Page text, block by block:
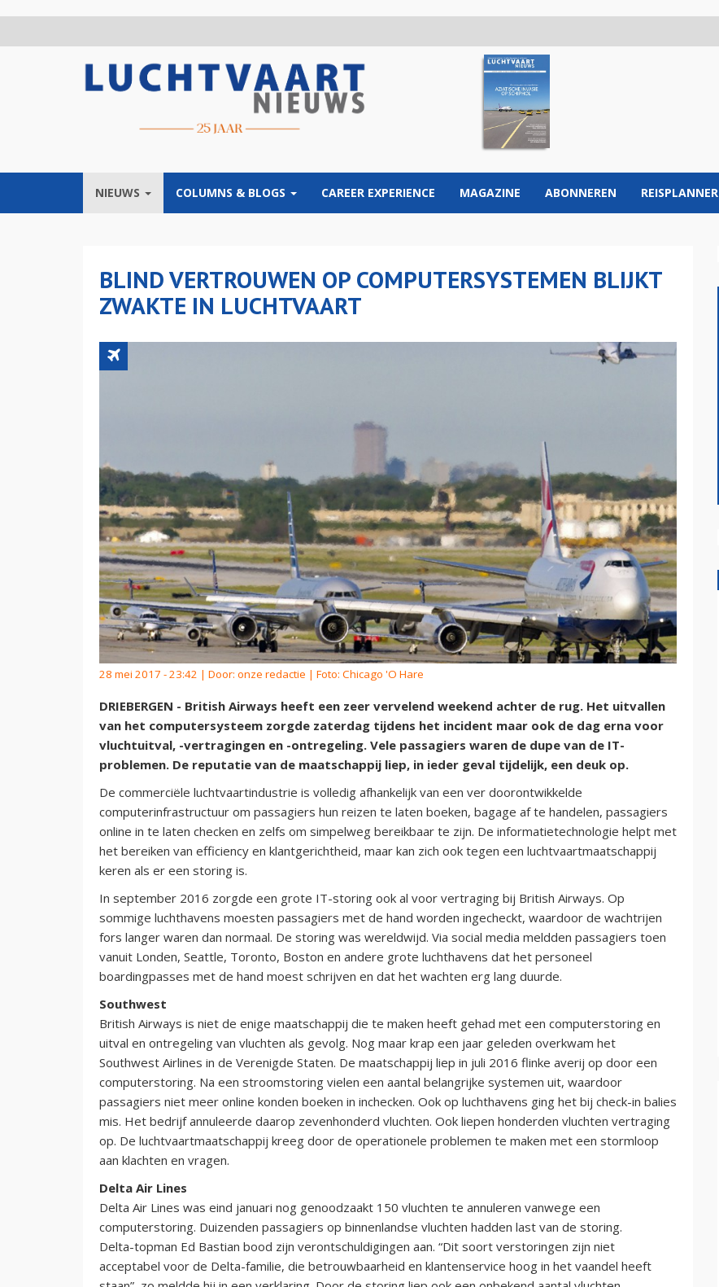
NIEUWS COLUMNS & BLOGS CAREER EXPERIENCE MAGAZINE ABONNEREN REISPLANNER
BLIND VERTROUWEN OP COMPUTERSYSTEMEN BLIJKT
ZWAKTE IN LUCHTVAART
28 mei 2017 - 23:42 | Door: onze redactie | Foto: Chicago 'O Hare
DRIEBERGEN - British Airways heeft een zeer vervelend weekend achter de rug. Het uitvallen
van het computersysteem zorgde zaterdag tijdens het incident maar ook de dag erna voor
vluchtuitval, -vertragingen en -ontregeling. Vele passagiers waren de dupe van de IT-
problemen. De reputatie van de maatschappij liep, in ieder geval tijdelijk, een deuk op.
De commerciële luchtvaartindustrie is volledig afhankelijk van een ver doorontwikkelde
computerinfrastructuur om passagiers hun reizen te laten boeken, bagage af te handelen, passagiers
online in te laten checken en zelfs om simpelweg bereikbaar te zijn. De informatietechnologie helpt met
het bereiken van efficiency en klantgerichtheid, maar kan zich ook tegen een luchtvaartmaatschappij
keren als er een storing is.
In september 2016 zorgde een grote IT-storing ook al voor vertraging bij British Airways. Op
sommige luchthavens moesten passagiers met de hand worden ingecheckt, waardoor de wachtrijen
fors langer waren dan normaal. De storing was wereldwijd. Via social media meldden passagiers toen
vanuit Londen, Seattle, Toronto, Boston en andere grote luchthavens dat het personeel
boardingpasses met de hand moest schrijven en dat het wachten erg lang duurde.
Southwest
British Airways is niet de enige maatschappij die te maken heeft gehad met een computerstoring en
uitval en ontregeling van vluchten als gevolg. Nog maar krap een jaar geleden overkwam het
Southwest Airlines in de Verenigde Staten. De maatschappij liep in juli 2016 flinke averij op door een
computerstoring. Na een stroomstoring vielen een aantal belangrijke systemen uit, waardoor
passagiers niet meer online konden boeken in inchecken. Ook op luchthavens ging het bij check-in balies
mis. Het bedrijf annuleerde daarop zevenhonderd vluchten. Ook liepen honderden vluchten vertraging
op. De luchtvaartmaatschappij kreeg door de operationele problemen te maken met een stormloop
aan klachten en vragen.
Delta Air Lines
Delta Air Lines was eind januari nog genoodzaakt 150 vluchten te annuleren vanwege een
computerstoring. Duizenden passagiers op binnenlandse vluchten hadden last van de storing.
Delta-topman Ed Bastian bood zijn verontschuldigingen aan. “Dit soort verstoringen zijn niet
acceptabel voor de Delta-familie, die betrouwbaarheid en klantenservice hoog in het vaandel heeft